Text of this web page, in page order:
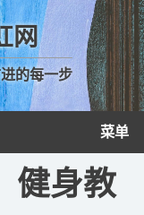
网
的每一步
菜单
健身教